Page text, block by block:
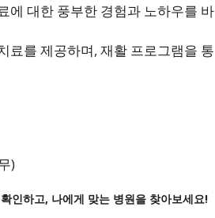
에 대한 풍부한 경험과 노하우를 바
료를 제공하며, 재활 프로그램을 통
)
인하고, 나에게 맞는 병원을 찾아보세요!